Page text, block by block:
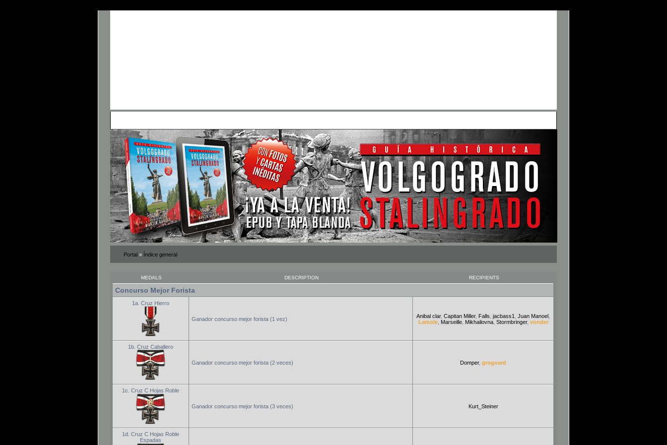
Portal » Índice general
MEDALS DESCRIPTION RECIPIENTS
Concurso Mejor Forista
1a. Cruz Hierro
Ganador concurso mejor forista (1 vez) Anibal clar, Capitan Miller, Falls jacbass1 Juan Manoel
Lamole, Marseille, Mikhailovna, Stormbringer, vonder
1b. Cruz Caballero
Ganador concurso mejor forista (2 veces) Domper, grognard
1c. Cruz C Hojas Roble
Ganador concurso mejor forista (3 veces) Kurt_Steiner
1d. Cruz C Hojas Roble
Espadas